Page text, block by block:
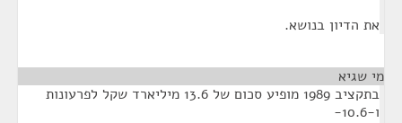
את הדיון בנושא.
מי שגיא
בתקציב 1989 מופיע סכום של 13.6 מיליארד שקל לפרעונות
ו-10.6-